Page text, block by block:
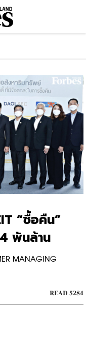
“ซื้อคืน”
พันล้าน
MANAGING
READ 5284